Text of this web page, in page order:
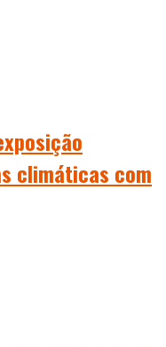
climáticas com